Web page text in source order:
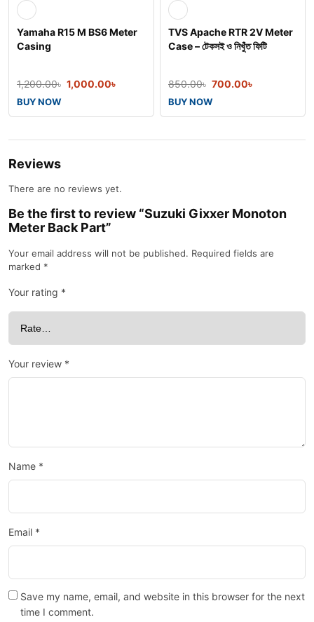
Yamaha R15 M BS6 Meter
Casing
1,200.00৳ 1,000.00৳
BUY NOW
TVS Apache RTR 2V Meter
Case – টেকসই ও নিখুঁত ফিটি
850.00৳ 700.00৳
BUY NOW
Reviews
There are no reviews yet.
Be the first to review “Suzuki Gixxer Monoton
Meter Back Part”
Your email address will not be published. Required fields are
marked *
Your rating *
Your review *
Name *
Email *
Save my name, email, and website in this browser for the next
time I comment.